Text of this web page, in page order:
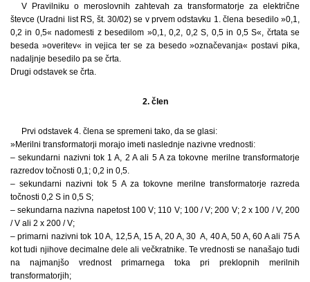
V Pravilniku o meroslovnih zahtevah za transformatorje za električne
števce (Uradni list RS, št. 30/02) se v prvem odstavku 1. člena besedilo »0,1,
0,2 in 0,5« nadomesti z besedilom »0,1, 0,2, 0,2 S, 0,5 in 0,5 S«, črtata se
beseda »overitev« in vejica ter se za besedo »označevanja« postavi pika,
nadaljnje besedilo pa se črta.
Drugi odstavek se črta.
2. člen
Prvi odstavek 4. člena se spremeni tako, da se glasi:
»Merilni transformatorji morajo imeti naslednje nazivne vrednosti:
– sekundarni nazivni tok 1 A, 2 A ali 5 A za tokovne merilne transformatorje
razredov točnosti 0,1; 0,2 in 0,5.
– sekundarni nazivni tok 5 A za tokovne merilne transformatorje razreda
točnosti 0,2 S in 0,5 S;
– sekundarna nazivna napetost 100 V; 110 V; 100 / V; 200 V; 2 x 100 / V, 200
/ V ali 2 x 200 / V;
– primarni nazivni tok 10 A, 12,5 A, 15 A, 20 A, 30 A, 40 A, 50 A, 60 A ali 75 A
kot tudi njihove decimalne dele ali večkratnike. Te vrednosti se nanašajo tudi
na najmanjšo vrednost primarnega toka pri preklopnih merilnih
transformatorjih;